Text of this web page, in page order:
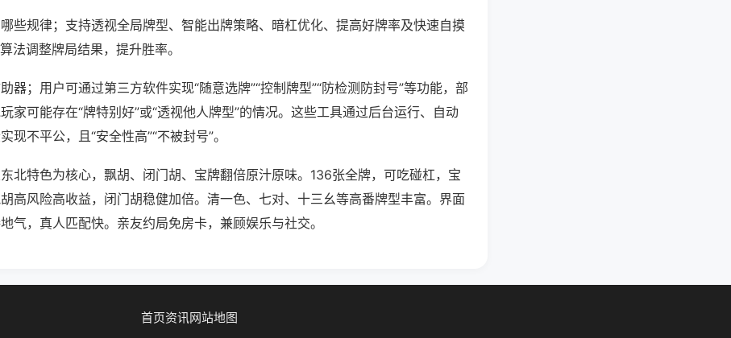
些规律；支持透视全局牌型、智能出牌策略、暗杠优化、提高好牌率及快速自摸
法调整牌局结果，提升胜率。
器；用户可通过第三方软件实现“随意选牌”“控制牌型”“防检测防封号”等功能，部
家可能存在“牌特别好”或“透视他人牌型”的情况。这些工具通过后台运行、自动
现不平公，且“安全性高”“不被封号”。
北特色为核心，飘胡、闭门胡、宝牌翻倍原汁原味。136张全牌，可吃碰杠，宝
高风险高收益，闭门胡稳健加倍。清一色、七对、十三幺等高番牌型丰富。界面
气，真人匹配快。亲友约局免房卡，兼顾娱乐与社交。
首页资讯网站地图